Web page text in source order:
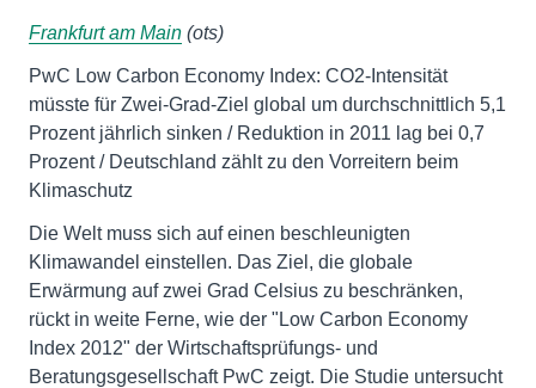
Frankfurt am Main (ots)
PwC Low Carbon Economy Index: CO2-Intensität
müsste für Zwei-Grad-Ziel global um durchschnittlich 5,1
Prozent jährlich sinken / Reduktion in 2011 lag bei 0,7
Prozent / Deutschland zählt zu den Vorreitern beim
Klimaschutz
Die Welt muss sich auf einen beschleunigten
Klimawandel einstellen. Das Ziel, die globale
Erwärmung auf zwei Grad Celsius zu beschränken,
rückt in weite Ferne, wie der "Low Carbon Economy
Index 2012" der Wirtschaftsprüfungs- und
Beratungsgesellschaft PwC zeigt. Die Studie untersucht